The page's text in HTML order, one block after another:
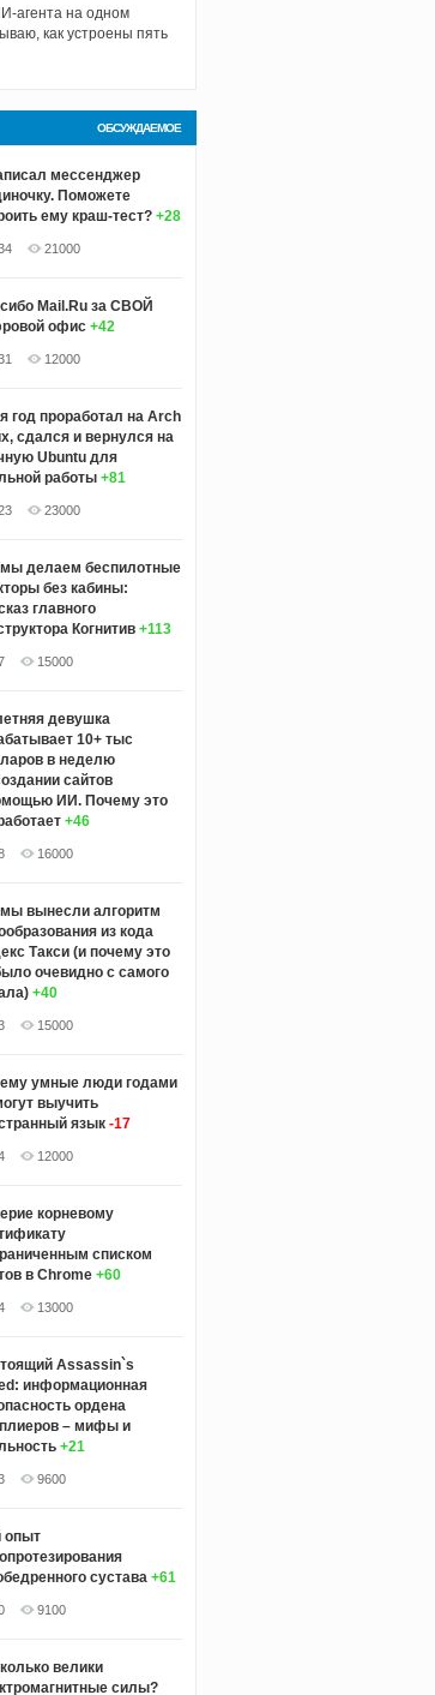
агента на одном
как устроены пять
ОБСУЖДАЕМОЕ
мессенджер
Поможете
ему краш‑тест? +28
21000
Mail.Ru за СВОЙ
офис +42
12000
год проработал на Arch
сдался и вернулся на
Ubuntu для
работы +81
23000
мы делаем беспилотные
без кабины:
главного
Когнитив +113
15000
девушка
10+ тыс
в неделю
сайтов
ИИ. Почему это
+46
16000
вынесли алгоритм
из кода
Такси (и почему это
очевидно с самого
+40
15000
умные люди годами
выучить
язык -17
12000
корневому
списком
в Chrome +60
13000
Assassin`s
информационная
ордена
– мифы и
+21
9600
опыт
сустава +61
9100
велики
силы?